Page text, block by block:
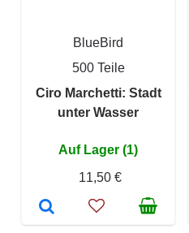
BlueBird
500 Teile
Ciro Marchetti: Stadt
unter Wasser
Auf Lager (1)
11,50 €